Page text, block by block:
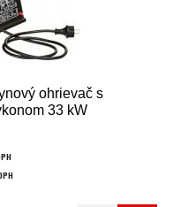
ohrievač s
33 kW